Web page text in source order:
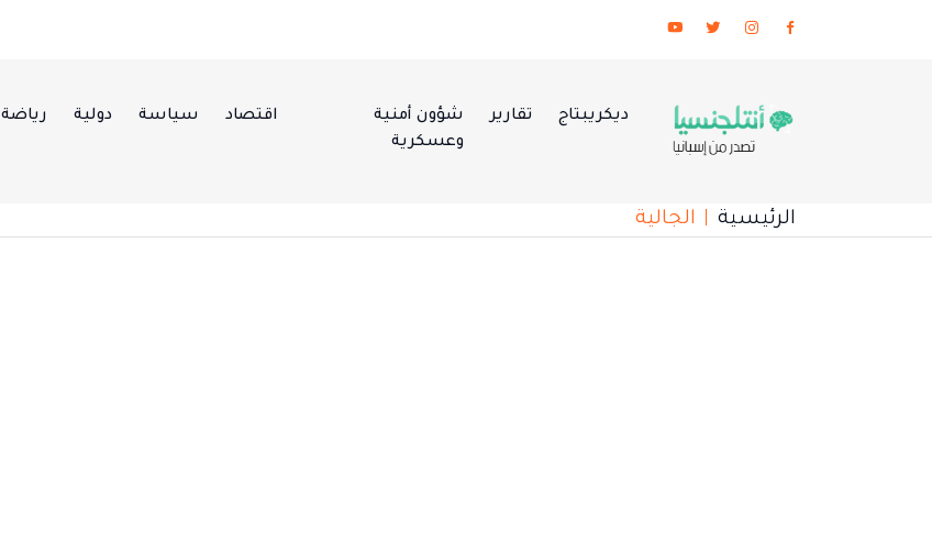
ديكريبتاج تقارير
شؤون أمنية
وعسكرية
اقتصاد سياسة دولية رياضة
الرئيسية الجالية